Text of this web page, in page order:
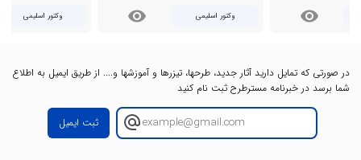
visibility وکتور اسلیمی visibility وکتور اسلیمی
در صورتی که تمایل دارید آثار جدید، طرحها، تیزرها و آموزشها و.... از طریق ایمیل به اطلاع
شما برسد در خبرنامه مسترطرح ثبت نام کنید
ثبت ایمیل